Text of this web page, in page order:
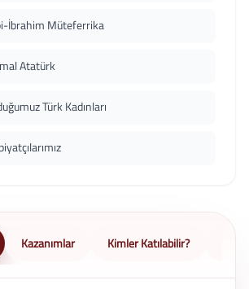
İbrahim Müteferrika
Atatürk
Türk Kadınları
Kazanımlar Kimler Katılabilir?